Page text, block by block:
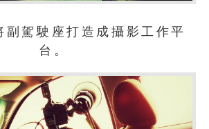
駕駛座打造成攝影工作平
台。